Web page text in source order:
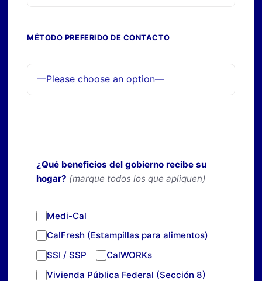
MÉTODO PREFERIDO DE CONTACTO
¿Qué beneficios del gobierno recibe su
hogar? (marque todos los que apliquen)
Medi-Cal
CalFresh (Estampillas para alimentos)
SSI / SSP
CalWORKs
Vivienda Pública Federal (Sección 8)